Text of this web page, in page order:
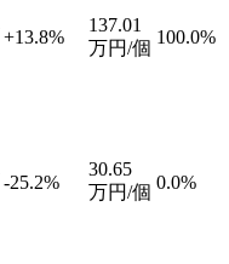
+13.8%
137.01
万円/個
100.0%
-25.2%
30.65
万円/個 0.0%